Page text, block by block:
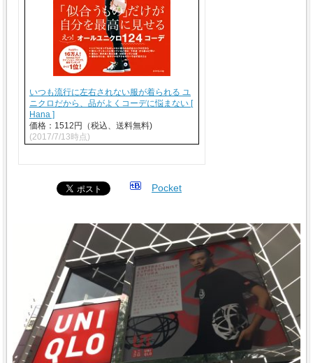
いつも流行に左右されない服が着られる ユ
ニクロだから、品がよくコーデに悩まない [
Hana ]
価格：1512円（税込、送料無料)
(2017/7/13時点)
Pocket